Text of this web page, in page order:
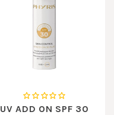
UV ADD ON SPF 30